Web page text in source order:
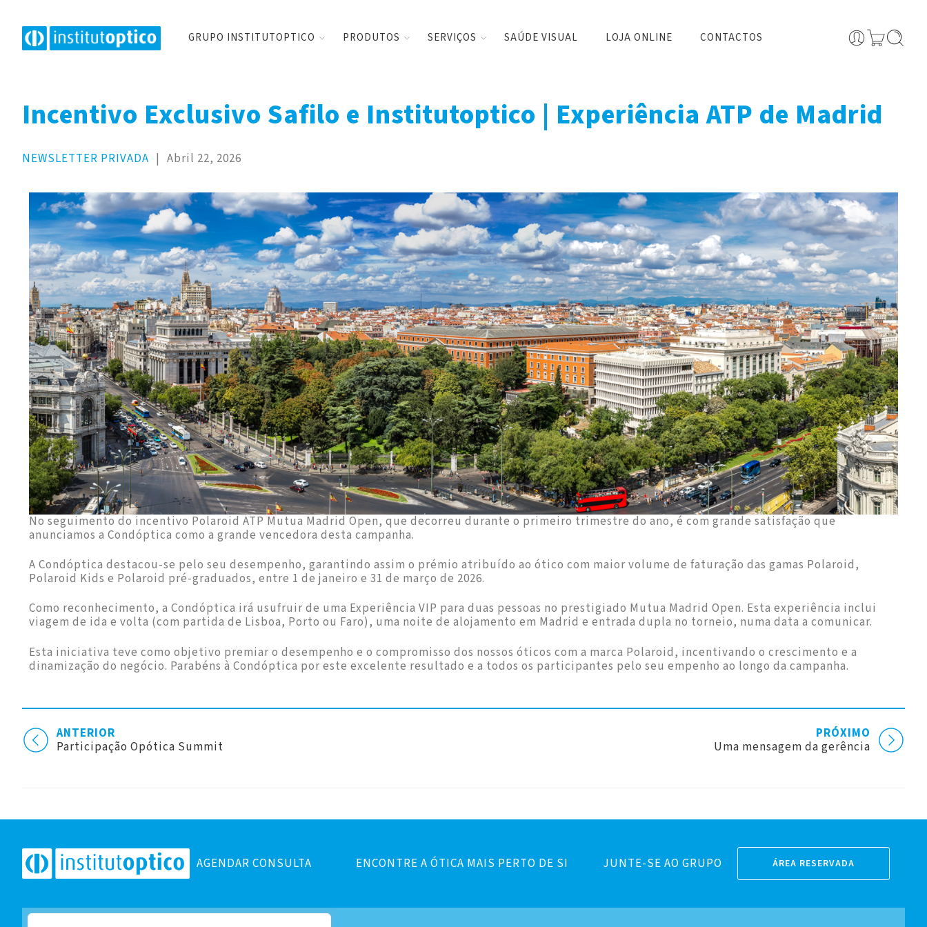
GRUPO INSTITUTOPTICO PRODUTOS SERVIÇOS SAÚDE VISUAL LOJA ONLINE CONTACTOS
Incentivo Exclusivo Safilo e Institutoptico | Experiência ATP de Madrid
NEWSLETTER PRIVADA | Abril 22, 2026
No seguimento do incentivo Polaroid ATP Mutua Madrid Open, que decorreu durante o primeiro trimestre do ano, é com grande satisfação que
anunciamos a Condóptica como a grande vencedora desta campanha.
A Condóptica destacou-se pelo seu desempenho, garantindo assim o prémio atribuído ao ótico com maior volume de faturação das gamas Polaroid,
Polaroid Kids e Polaroid pré-graduados, entre 1 de janeiro e 31 de março de 2026.
Como reconhecimento, a Condóptica irá usufruir de uma Experiência VIP para duas pessoas no prestigiado Mutua Madrid Open. Esta experiência inclui
viagem de ida e volta (com partida de Lisboa, Porto ou Faro), uma noite de alojamento em Madrid e entrada dupla no torneio, numa data a comunicar.
Esta iniciativa teve como objetivo premiar o desempenho e o compromisso dos nossos óticos com a marca Polaroid, incentivando o crescimento e a
dinamização do negócio. Parabéns à Condóptica por este excelente resultado e a todos os participantes pelo seu empenho ao longo da campanha.
ANTERIOR
Participação Opótica Summit
PRÓXIMO
Uma mensagem da gerência
AGENDAR CONSULTA ENCONTRE A ÓTICA MAIS PERTO DE SI JUNTE-SE AO GRUPO ÁREA RESERVADA